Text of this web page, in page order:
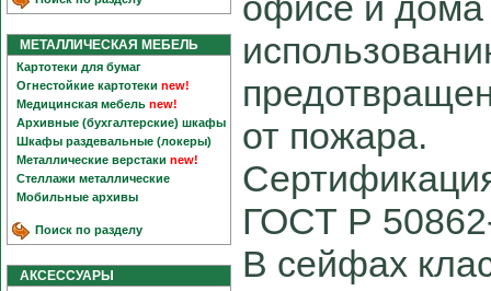
МЕТАЛЛИЧЕСКАЯ МЕБЕЛЬ
Картотеки для бумаг
Огнестойкие картотеки new!
Медицинская мебель new!
Архивные (бухгалтерские) шкафы
Шкафы раздевальные (локеры)
Металлические верстаки new!
Стеллажи металлические
Мобильные архивы
Поиск по разделу
АКСЕССУАРЫ
от пожара.
ГОСТ Р
В сейфах